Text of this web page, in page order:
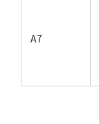
A7